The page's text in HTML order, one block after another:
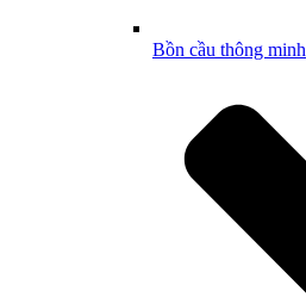
Bồn cầu thông minh